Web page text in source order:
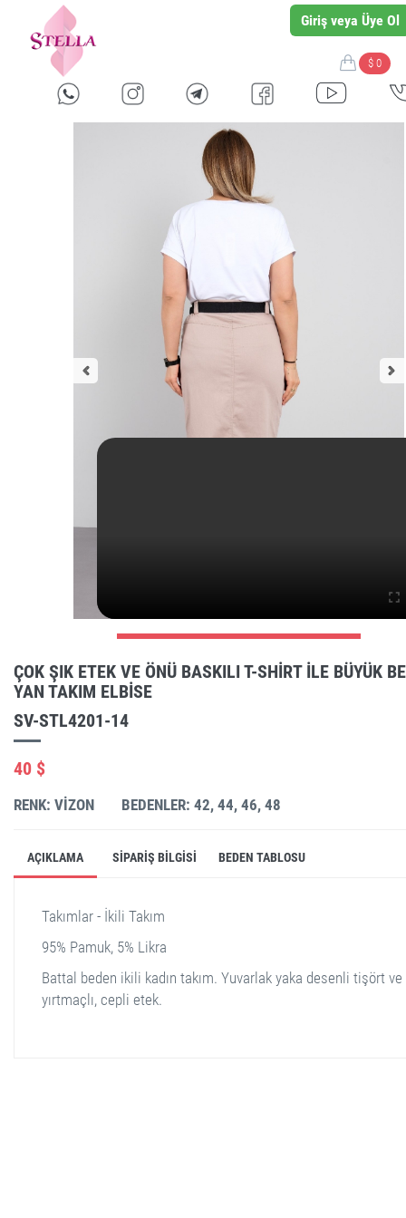
Giriş veya Üye Ol
$ 0
ÇOK ŞIK ETEK VE ÖNÜ BASKILI T-SHIRT ILE BÜYÜK
YAN TAKIM ELBISE
SV-STL4201-14
40 $
RENK: VIZON BEDENLER: 42, 44, 46, 48
AÇIKLAMA SIPARIŞ BILGISI BEDEN TABLOSU
Takımlar - İkili Takım
95% Pamuk, 5% Likra
Battal beden ikili kadın takım. Yuvarlak yaka desenli tişört ve
yırtmaçlı, cepli etek.